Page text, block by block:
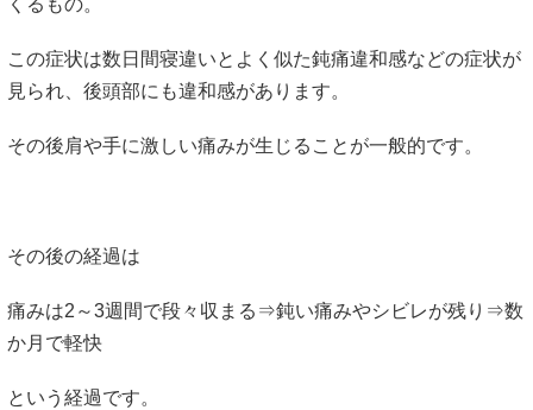
くるもの。
この症状は数日間寝違いとよく似た鈍痛違和感などの症状が
見られ、後頭部にも違和感があります。
その後肩や手に激しい痛みが生じることが一般的です。
その後の経過は
痛みは2～3週間で段々収まる⇒鈍い痛みやシビレが残り⇒数
か月で軽快
という経過です。